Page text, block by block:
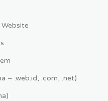
– .web.id, .com, .net)